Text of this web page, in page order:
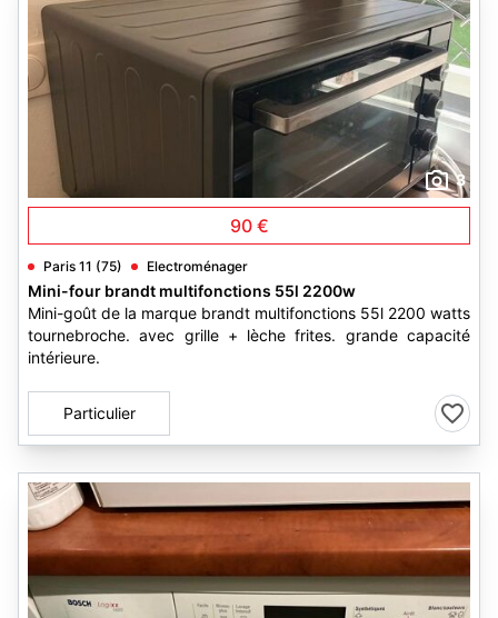
3
90 €
Paris 11 (75) Electroménager
Mini-four brandt multifonctions 55l 2200w
Mini-goût de la marque brandt multifonctions 55l 2200 watts
tournebroche. avec grille + lèche frites. grande capacité
intérieure.
Particulier